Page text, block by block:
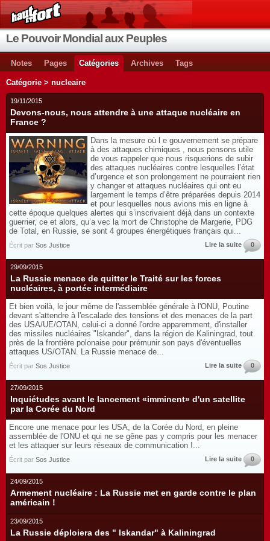
Le Pouvoir Mondial aux Peuples
Notes Pages Catégories Archives Tags
Catégorie > nucleaire
19/11/2015
Devons-nous, nous attendre à une attaque nucléaire en
France ?
Dans la mesure où l e gouvernement se prépare
à des attaques chimiques , nous pensons utile
de vous rappeler que nous risquerions de subir
des attaques nucléaires contre lesquelles l’état
d’urgence et son prolongement ne pourraient rien
y changer et attaques nucléaires qui ont eu
largement le temps d’être préparées depuis 2014
et pour lesquelles nous avions mis en ligne à
cette époque quelques alertes qui s’inscrivaient déjà dans un contexte
guerrier, ce et alors, qu’a vec la mort de Christophe de Margerie, PDG
de Total, en Russie, se sont 4 groupes énergétiques français qui...
Écrit par Sos Justice Lire la suite 0
29/09/2015
La Russie menace de quitter le Traité sur les forces
nucléaires, à portée intermédiaire
Et bien voilà, le jour même de l'assemblée générale à l'ONU, Poutine
devant s'attendre à l'escalade des tensions et des menaces de la part
des USA/UE/OTAN, celui-ci a donné l'ordre apparemment, d'installer
des missiles nucléaires "Iskander", dans la région de Kaliningrad, tout
près de la frontière polonaise pour prémunir son pays d'éventuelles
attaques US/OTAN. La Russie menace de...
Écrit par Sos Justice Lire la suite 0
27/09/2015
Inquiétudes avant le lancement «imminent» d'un satellite
par la Corée du Nord
Encore une menace pour les USA, de la Corée du Nord, en pleine
assemblée de l'ONU et qui ne se gêne pas y compris pour les menacer
et les attaquer sur leurs réseaux de communication !...
Écrit par Sos Justice Lire la suite 0
24/09/2015
Armement nucléaire : La Russie met en garde contre le plan
américain !
23/09/2015
La Russie déploiera des " Iskandar" à Kaliningrad